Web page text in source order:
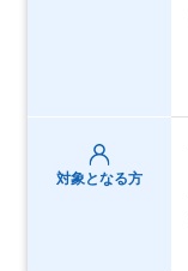
対象となる方